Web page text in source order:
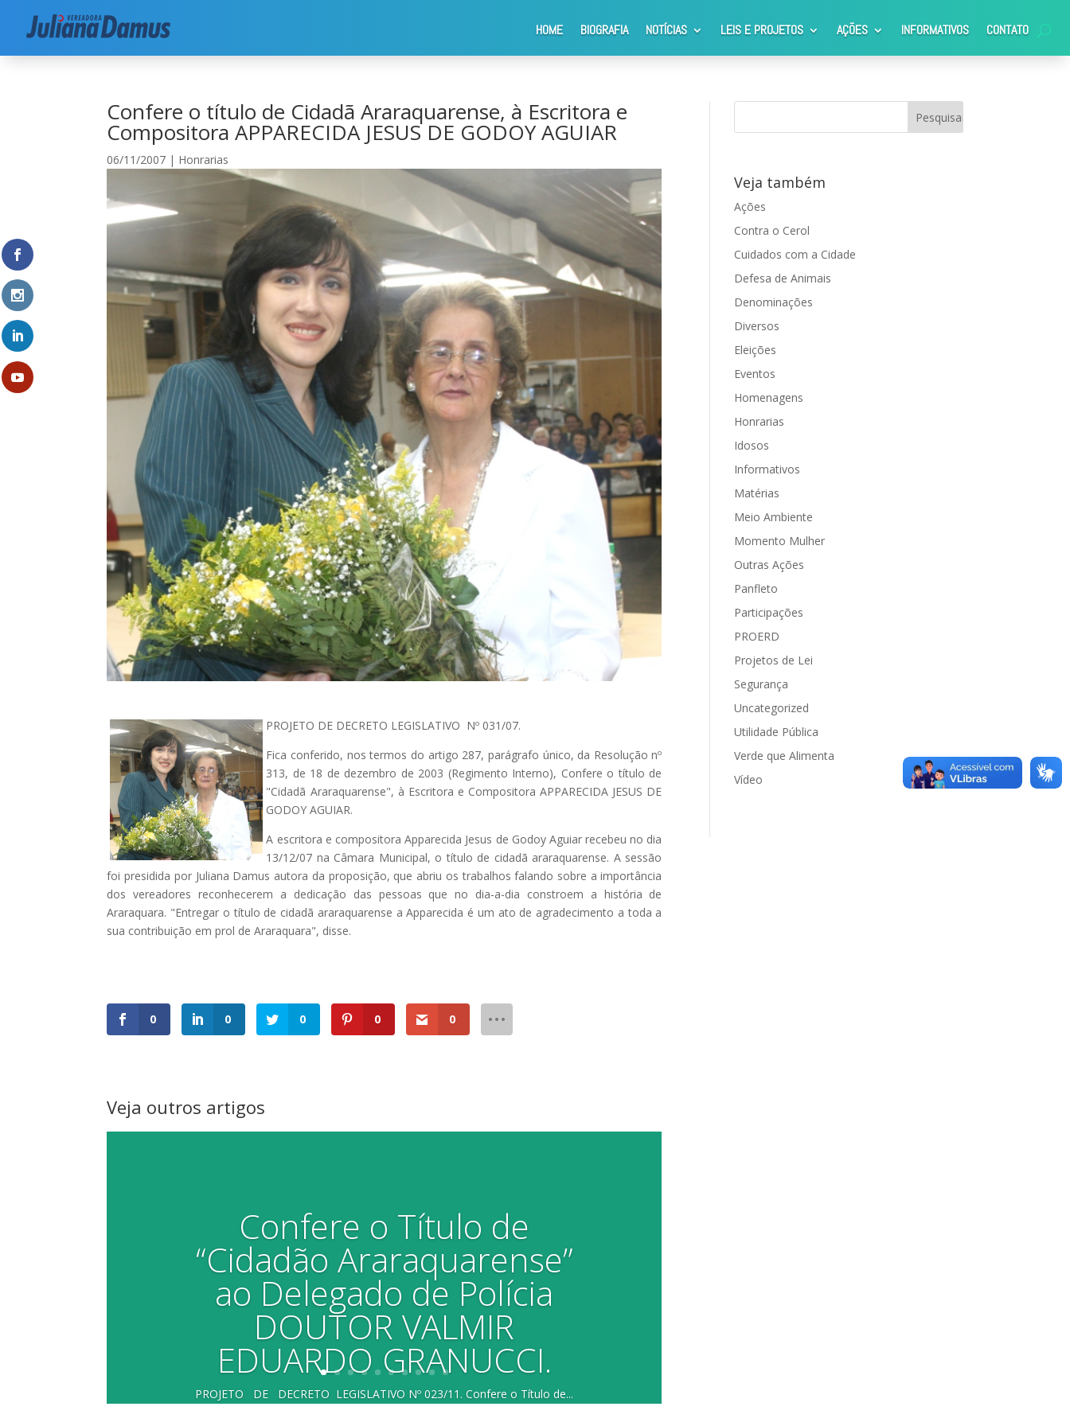
HOME BIOGRAFIA NOTÍCIAS LEIS E PROJETOS AÇÕES INFORMATIVOS CONTATO
Início|Honrarias Confere o título de Cidadã Araraquarense, à Escritora e Compositora APPARECIDA JESUS DE GODOY AGUIAR
Confere o título de Cidadã Araraquarense, à Escritora e
Compositora APPARECIDA JESUS DE GODOY AGUIAR
06/11/2007 | Honrarias
PROJETO DE DECRETO LEGISLATIVO Nº 031/07.
Fica conferido, nos termos do artigo 287, parágrafo único, da Resolução nº
313, de 18 de dezembro de 2003 (Regimento Interno), Confere o título de
"Cidadã Araraquarense", à Escritora e Compositora APPARECIDA JESUS DE
GODOY AGUIAR.
A escritora e compositora Apparecida Jesus de Godoy Aguiar recebeu no dia
13/12/07 na Câmara Municipal, o título de cidadã araraquarense. A sessão
foi presidida por Juliana Damus autora da proposição, que abriu os trabalhos falando sobre a importância
dos vereadores reconhecerem a dedicação das pessoas que no dia-a-dia constroem a história de
Araraquara. "Entregar o título de cidadã araraquarense a Apparecida é um ato de agradecimento a toda a
sua contribuição em prol de Araraquara", disse.
0 0 0 0 0
Veja outros artigos
Confere o Título de
“Cidadão Araraquarense”
ao Delegado de Polícia
DOUTOR VALMIR
EDUARDO GRANUCCI.
PROJETO DE DECRETO LEGISLATIVO Nº 023/11. Confere o Título de...
Veja também
Ações
Contra o Cerol
Cuidados com a Cidade
Defesa de Animais
Denominações
Diversos
Eleições
Eventos
Homenagens
Honrarias
Idosos
Informativos
Matérias
Meio Ambiente
Momento Mulher
Outras Ações
Panfleto
Participações
PROERD
Projetos de Lei
Segurança
Uncategorized
Utilidade Pública
Verde que Alimenta
Vídeo